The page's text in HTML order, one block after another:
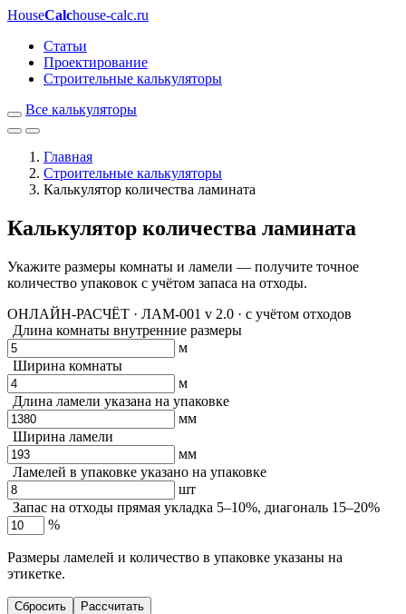
HouseCalchouse-calc.ru
Статьи
Проектирование
Строительные калькуляторы
Все калькуляторы
Главная
Строительные калькуляторы
Калькулятор количества ламината
Калькулятор количества ламината
Укажите размеры комнаты и ламели — получите точное
количество упаковок с учётом запаса на отходы.
ОНЛАЙН-РАСЧЁТ · ЛАМ-001 v 2.0 · с учётом отходов
Длина комнаты внутренние размеры
м
Ширина комнаты
м
Длина ламели указана на упаковке
мм
Ширина ламели
мм
Ламелей в упаковке указано на упаковке
шт
Запас на отходы прямая укладка 5–10%, диагональ 15–20%
%
Размеры ламелей и количество в упаковке указаны на
этикетке.
Сбросить Рассчитать